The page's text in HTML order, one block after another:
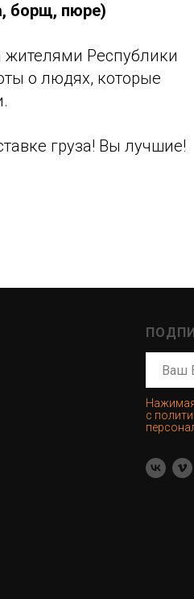
борщ, пюре)
Республики
о людях, которые
груза! Вы лучшие!
с